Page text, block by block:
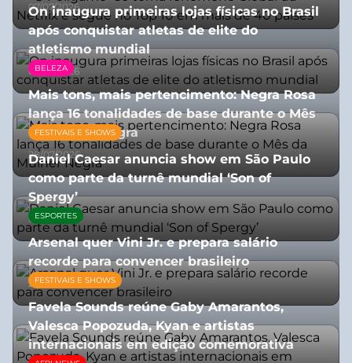
07/07/2026
On inaugura primeiras lojas físicas no Brasil
após conquistar atletas de elite do
atletismo mundial
07/07/2026
BELEZA
Mais tons, mais pertencimento: Negra Rosa
lança 16 tonalidades de base durante o Mês
da Mulher Negra
28/07/2026
FESTIVAIS E SHOWS
Daniel Caesar anuncia show em São Paulo
como parte da turnê mundial ‘Son of
Spergy’
05/08/2026
ESPORTES
Arsenal quer Vini Jr. e prepara salário
recorde para convencer brasileiro
27/07/2026
FESTIVAIS E SHOWS
Favela Sounds reúne Gaby Amarantos,
Valesca Popozuda, Kyan e artistas
internacionais em edição comemorativa